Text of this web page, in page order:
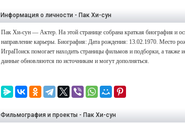
Информация о личности - Пак Хи-сун
Пак Хи-сун — Актер. На этой странице собрана краткая биография и
направление карьеры. Биография: Дата рождения: 13.02.1970. Место
ИграПоиск помогает находить страницы фильмов и подборки, а также
данные обновляются по источникам и могут дополняться.
Фильмография и проекты - Пак Хи-сун